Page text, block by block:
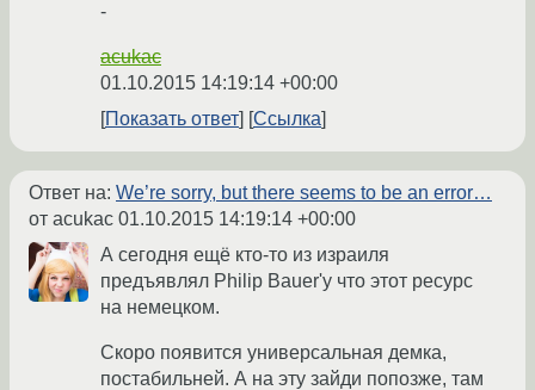
-
acukac
01.10.2015 14:19:14 +00:00
Показать ответ
Ссылка
Ответ на: We’re sorry, but there seems to be an error…
от acukac 01.10.2015 14:19:14 +00:00
А сегодня ещё кто-то из израиля
предъявлял Philip Bauer'у что этот ресурс
на немецком.
Скоро появится универсальная демка,
постабильней. А на эту зайди попозже, там